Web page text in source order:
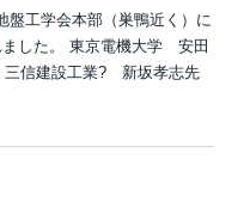
盤工学会本部（巣鴨近く）に
した。 東京電機大学 安田
信建設工業? 新坂孝志先